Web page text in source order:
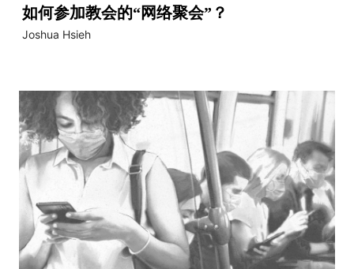
如何参加教会的“网络聚会”？
Joshua Hsieh